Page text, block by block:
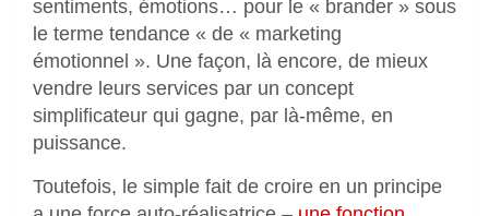
sentiments, émotions… pour le « brander » sous
le terme tendance « de « marketing
émotionnel ». Une façon, là encore, de mieux
vendre leurs services par un concept
simplificateur qui gagne, par là-même, en
puissance.
Toutefois, le simple fait de croire en un principe